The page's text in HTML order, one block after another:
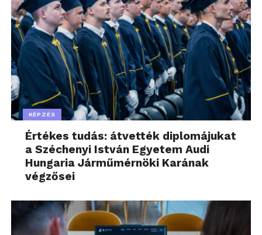
KÉPZÉS
Értékes tudás: átvették diplomájukat
a Széchenyi István Egyetem Audi
Hungaria Járműmérnöki Karának
végzősei